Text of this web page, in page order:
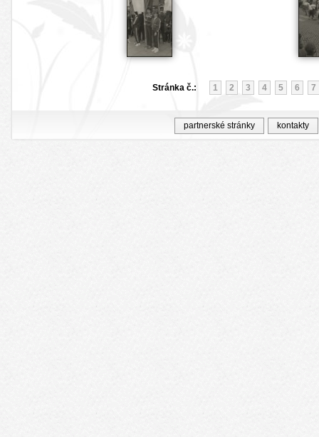
Stránka č.: 1 2 3 4 5 6 7
partnerské stránky kontakty